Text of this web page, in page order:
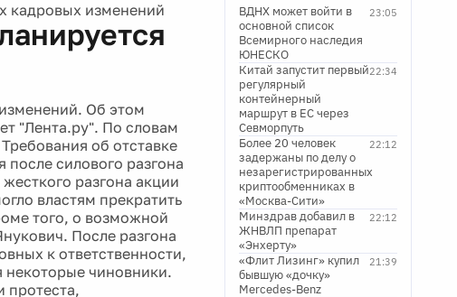
кадровых изменений
Об этом
"Лента.ру". По словам
об отставке
силового разгона
разгона акции
властям прекратить
того, о возможной
После разгона
к ответственности,
некоторые чиновники.
протеста,
23:05
ВДНХ может войти в
основной список
Всемирного наследия
ЮНЕСКО
22:34
Китай запустит первый
регулярный
контейнерный
маршрут в ЕС через
Севморпуть
22:12
Более 20 человек
задержаны по делу о
незарегистрированных
криптообменниках в
«Москва-Сити»
22:12
Минздрав добавил в
ЖНВЛП препарат
«Энхерту»
21:39
«Флит Лизинг» купил
бывшую «дочку»
Mercedes-Benz